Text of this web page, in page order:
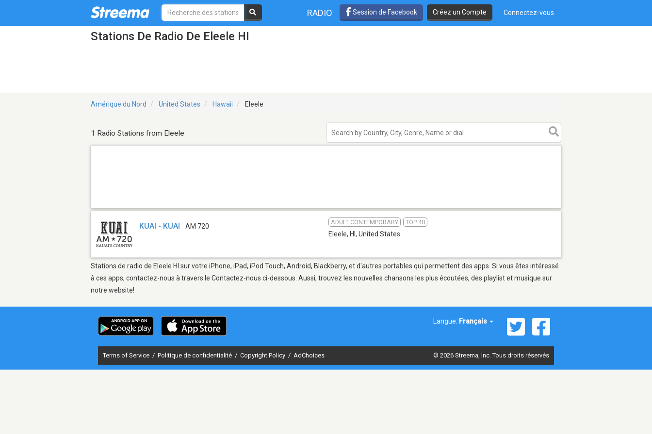
RADIO Session de Facebook Créez un Compte Connectez-vous
Stations De Radio De Eleele HI
Amérique du Nord United States Hawaii Eleele
1 Radio Stations from Eleele
KUAI - KUAI AM 720
ADULT CONTEMPORARY TOP 40
Eleele, HI , United States
Stations de radio de Eleele HI sur votre iPhone, iPad, iPod Touch, Android, Blackberry, et d'autres portables qui permettent des apps. Si vous êtes intéressé
à ces apps, contactez-nous à travers le Contactez-nous ci-dessous. Aussi, trouvez les nouvelles chansons les plus écoutées, des playlist et musique sur
notre website!
Langue: Français
Terms of Service / Politique de confidentialité / Copyright Policy / AdChoices © 2026 Streema, Inc. Tous droits réservés